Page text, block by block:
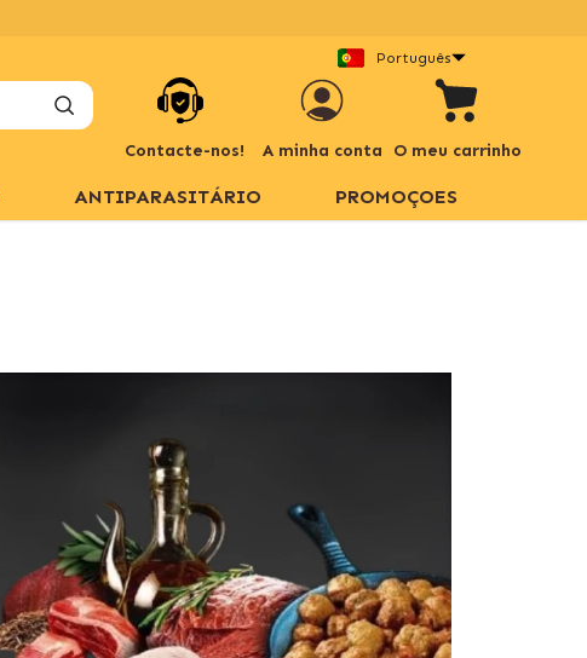
Português
Contacte-nos! A minha conta O meu carrinho
ANTIPARASITÁRIO PROMOÇOES